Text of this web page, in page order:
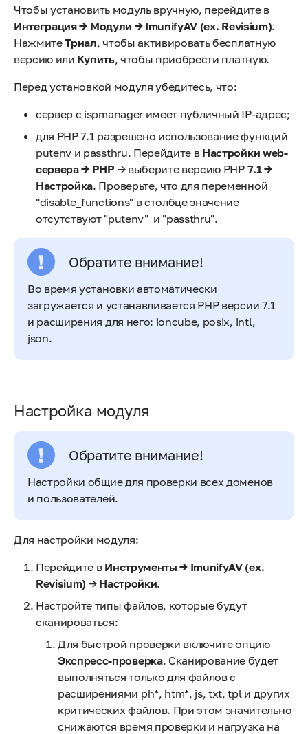
Чтобы установить модуль вручную, перейдите в
Интеграция → Модули → ImunifyAV (ex. Revisium).
НажмитеТриал, чтобы активировать бесплатную
версию или Купить, чтобы приобрести платную.
Перед установкой модуля убедитесь, что:
сервер с ispmanager имеет публичный IP-адрес;
для PHP 7.1 разрешено использование функций
putenv и passthru. Перейдите в Настройки web-
сервера → PHP → выберите версию PHP 7.1 →
Настройка. Проверьте, что для переменной
"disable_functions" в столбце значение
отсутствуют "putenv" и "passthru".
Обратите внимание!
Во время установки автоматически
загружается и устанавливается PHP версии 7.1
и расширения для него: ioncube, posix, intl,
json.
Настройка модуля
Обратите внимание!
Настройки общие для проверки всех доменов
и пользователей.
Для настройки модуля:
Перейдите в Инструменты → ImunifyAV (ex.
Revisium) → Настройки.
Настройте типы файлов, которые будут
сканироваться:
Для быстрой проверки включите опцию
Экспресс-проверка. Сканирование будет
выполняться только для файлов с
расширениями ph*, htm*, js, txt, tpl и других
критических файлов. При этом значительно
снижаются время проверки и нагрузка на